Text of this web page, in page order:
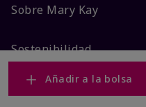
Añadir a la bolsa
Sobre Mary Kay
Sostenibilidad
Promesa De Producto